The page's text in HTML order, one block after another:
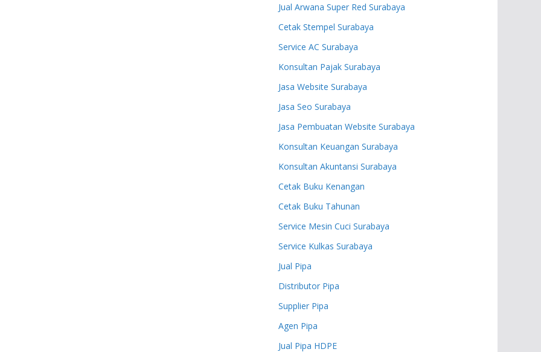
Jual Arwana Super Red Surabaya
Cetak Stempel Surabaya
Service AC Surabaya
Konsultan Pajak Surabaya
Jasa Website Surabaya
Jasa Seo Surabaya
Jasa Pembuatan Website Surabaya
Konsultan Keuangan Surabaya
Konsultan Akuntansi Surabaya
Cetak Buku Kenangan
Cetak Buku Tahunan
Service Mesin Cuci Surabaya
Service Kulkas Surabaya
Jual Pipa
Distributor Pipa
Supplier Pipa
Agen Pipa
Jual Pipa HDPE